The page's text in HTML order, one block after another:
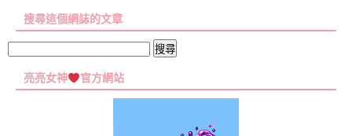
彙
搜尋這個網誌的文章
關
亮亮女神 官方網站